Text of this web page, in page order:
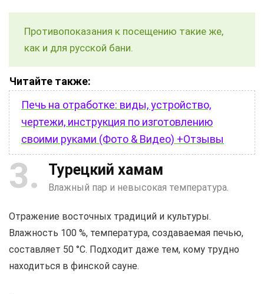
Противопоказания к посещению такие же,
как и для русской бани.
Читайте также:
Печь на отработке: виды, устройство,
чертежи, инструкция по изготовлению
своими руками (Фото & Видео) +Отзывы
3 Турецкий хамам
Влажный пар и невысокая температура.
Отражение восточных традиций и культуры.
Влажность 100 %, температура, создаваемая печью,
составляет 50 °С. Подходит даже тем, кому трудно
находиться в финской сауне.